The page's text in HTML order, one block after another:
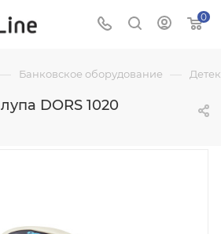
0
— Банковское оборудование —
DORS 1020